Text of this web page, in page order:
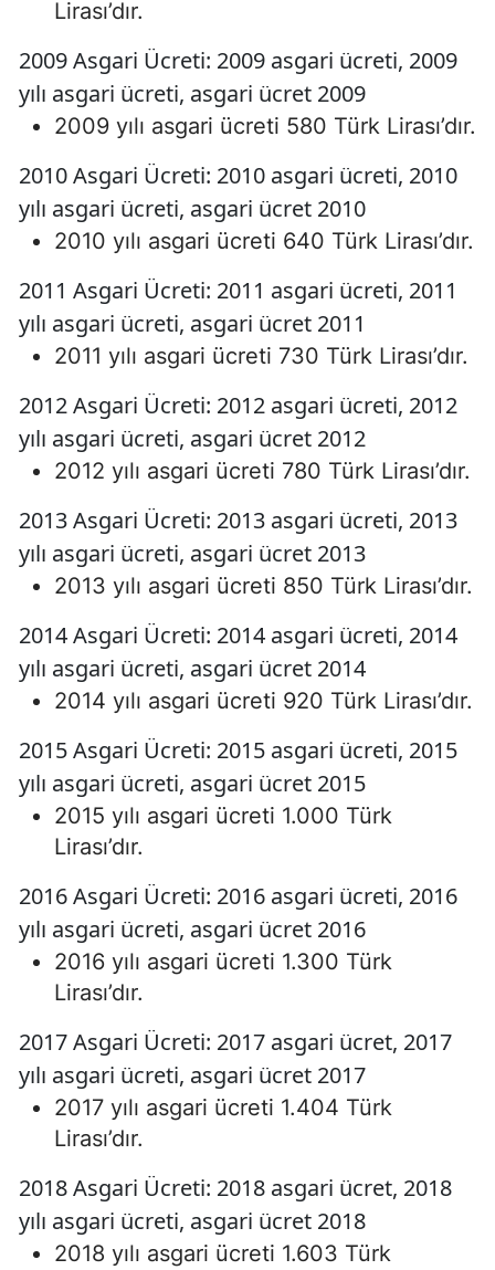
Lirası’dır.
2009 Asgari Ücreti: 2009 asgari ücreti, 2009
yılı asgari ücreti, asgari ücret 2009
2009 yılı asgari ücreti 580 Türk Lirası’dır.
2010 Asgari Ücreti: 2010 asgari ücreti, 2010
yılı asgari ücreti, asgari ücret 2010
2010 yılı asgari ücreti 640 Türk Lirası’dır.
2011 Asgari Ücreti: 2011 asgari ücreti, 2011
yılı asgari ücreti, asgari ücret 2011
2011 yılı asgari ücreti 730 Türk Lirası’dır.
2012 Asgari Ücreti: 2012 asgari ücreti, 2012
yılı asgari ücreti, asgari ücret 2012
2012 yılı asgari ücreti 780 Türk Lirası’dır.
2013 Asgari Ücreti: 2013 asgari ücreti, 2013
yılı asgari ücreti, asgari ücret 2013
2013 yılı asgari ücreti 850 Türk Lirası’dır.
2014 Asgari Ücreti: 2014 asgari ücreti, 2014
yılı asgari ücreti, asgari ücret 2014
2014 yılı asgari ücreti 920 Türk Lirası’dır.
2015 Asgari Ücreti: 2015 asgari ücreti, 2015
yılı asgari ücreti, asgari ücret 2015
2015 yılı asgari ücreti 1.000 Türk
Lirası’dır.
2016 Asgari Ücreti: 2016 asgari ücreti, 2016
yılı asgari ücreti, asgari ücret 2016
2016 yılı asgari ücreti 1.300 Türk
Lirası’dır.
2017 Asgari Ücreti: 2017 asgari ücret, 2017
yılı asgari ücreti, asgari ücret 2017
2017 yılı asgari ücreti 1.404 Türk
Lirası’dır.
2018 Asgari Ücreti: 2018 asgari ücret, 2018
yılı asgari ücreti, asgari ücret 2018
2018 yılı asgari ücreti 1.603 Türk